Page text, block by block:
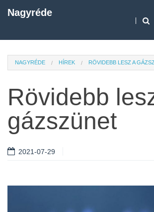
Nagyréde
NAGYRÉDE HÍREK RÖVIDEBB LESZ A
Rövidebb
gázszünet
2021-07-29